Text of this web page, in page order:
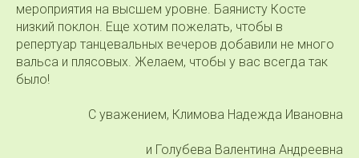
мероприятия на высшем уровне. Баянисту Косте
низкий поклон. Еще хотим пожелать, чтобы в
репертуар танцевальных вечеров добавили не много
вальса и плясовых. Желаем, чтобы у вас всегда так
было!
С уважением, Климова Надежда Ивановна
и Голубева Валентина Андреевна